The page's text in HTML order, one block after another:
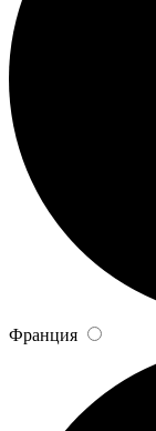
Франция